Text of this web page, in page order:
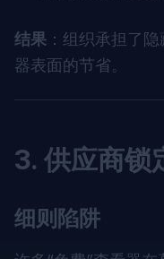
结果 ：组织承担了
器表面的节省。
3. 供应商锁
细则陷阱